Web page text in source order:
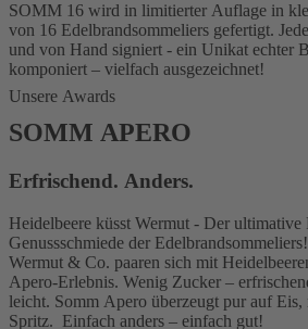
SOMM 16 wird in limitierter Auflage in
von 16 Edelbrandsommeliers gefertigt.
und von Hand signiert - ein Unikat echter
komponiert – vielfach ausgezeichnet!
Unsere Awards
SOMM APERO
Erfrischend. Anders.
Heidelbeere küsst Wermut - Der ultimative
Genussschmiede der
Wermut & Co. paaren sich mit
Apero-Erlebnis. Wenig Zucker –
leicht. Somm Apero überzeugt pur auf
Spritz. Einfach anders – einfach gut!